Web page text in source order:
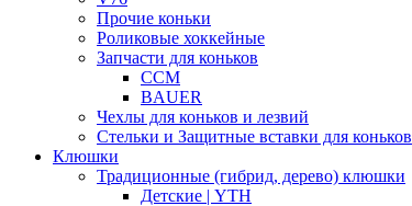
Прочие коньки
Роликовые хоккейные
Запчасти для коньков
CCM
BAUER
Чехлы для коньков и лезвий
Стельки и Защитные вставки для коньков
Клюшки
Традиционные (гибрид, дерево) клюшки
Детские | YTH